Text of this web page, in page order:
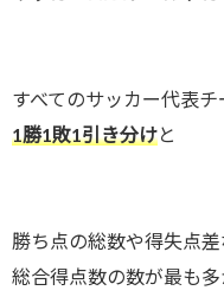
すべてのサッカー代表チ
1勝1敗1引き分けと
勝ち点の総数や得失点
総合得点数の数が最も